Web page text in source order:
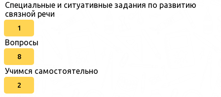
Специальные и ситуативные задания по развитию
связной речи
1
Вопросы
8
Учимся самостоятельно
2